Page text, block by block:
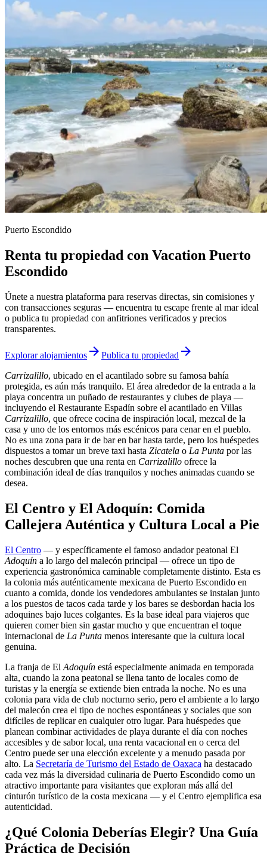
Puerto Escondido
Renta tu propiedad con Vacation Puerto
Escondido
Únete a nuestra plataforma para reservas directas, sin comisiones y
con transacciones seguras — encuentra tu escape frente al mar ideal
o publica tu propiedad con anfitriones verificados y precios
transparentes.
Explorar alojamientos arrow_forward Publica tu propiedad arrow_forward
Carrizalillo, ubicado en el acantilado sobre su famosa bahía
protegida, es aún más tranquilo. El área alrededor de la entrada a la
playa concentra un puñado de restaurantes y clubes de playa —
incluyendo el Restaurante Espadín sobre el acantilado en Villas
Carrizalillo, que ofrece cocina de inspiración local, mezcal de la
casa y uno de los entornos más escénicos para cenar en el pueblo.
No es una zona para ir de bar en bar hasta tarde, pero los huéspedes
dispuestos a tomar un breve taxi hasta Zicatela o La Punta por las
noches descubren que una renta en Carrizalillo ofrece la
combinación ideal de días tranquilos y noches animadas cuando se
desea.
El Centro y El Adoquín: Comida
Callejera Auténtica y Cultura Local a Pie
El Centro — y específicamente el famoso andador peatonal El
Adoquín a lo largo del malecón principal — ofrece un tipo de
experiencia gastronómica caminable completamente distinto. Esta es
la colonia más auténticamente mexicana de Puerto Escondido en
cuanto a comida, donde los vendedores ambulantes se instalan junto
a los puestos de tacos cada tarde y los bares se desbordan hacia los
adoquines bajo luces colgantes. Es la base ideal para viajeros que
quieren comer bien sin gastar mucho y que encuentran el toque
internacional de La Punta menos interesante que la cultura local
genuina.
La franja de El Adoquín está especialmente animada en temporada
alta, cuando la zona peatonal se llena tanto de locales como de
turistas y la energía se extiende bien entrada la noche. No es una
colonia para vida de club nocturno serio, pero el ambiente a lo largo
del malecón crea el tipo de noches espontáneas y sociales que son
difíciles de replicar en cualquier otro lugar. Para huéspedes que
planean combinar actividades de playa durante el día con noches
accesibles y de sabor local, una renta vacacional en o cerca del
Centro puede ser una elección excelente y a menudo pasada por
alto. La Secretaría de Turismo del Estado de Oaxaca ha destacado
cada vez más la diversidad culinaria de Puerto Escondido como un
atractivo importante para visitantes que exploran más allá del
cinturón turístico de la costa mexicana — y el Centro ejemplifica esa
autenticidad.
¿Qué Colonia Deberías Elegir? Una Guía
Práctica de Decisión